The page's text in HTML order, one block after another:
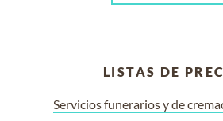
LISTAS DE
Servicios funerarios y de